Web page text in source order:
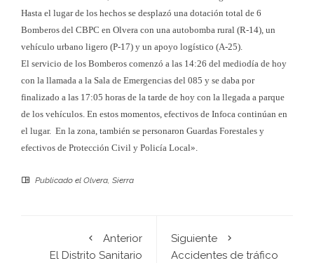
Hasta el lugar de los hechos se desplazó una dotación total de 6
Bomberos del CBPC en Olvera con una autobomba rural (R-14), un
vehículo urbano ligero (P-17) y un apoyo logístico (A-25).
El servicio de los Bomberos comenzó a las 14:26 del mediodía de hoy
con la llamada a la Sala de Emergencias del 085 y se daba por
finalizado a las 17:05 horas de la tarde de hoy con la llegada a parque
de los vehículos. En estos momentos, efectivos de Infoca continúan en
el lugar. En la zona, también se personaron Guardas Forestales y
efectivos de Protección Civil y Policía Local».
Publicado el Olvera, Sierra
Anterior
El Distrito Sanitario
Siguiente
Accidentes de tráfico